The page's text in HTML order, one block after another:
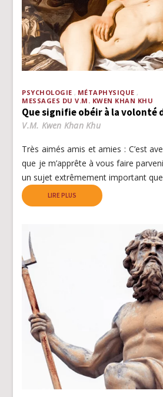
PSYCHOLOGIE
MÉTAPHYSIQUE
MESSAGES DU V.M. KWEN KHAN KHU
Que signifie obéir à la volonté
V.M. Kwen Khan Khu
Très aimés amis et amies : C’est
que je m’apprête à vous faire
un sujet extrêmement important
LIRE PLUS